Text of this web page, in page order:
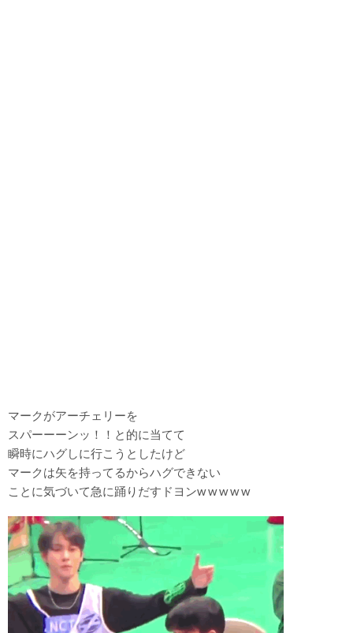
マークがアーチェリーを
スパーーーンッ！！と的に当てて
瞬時にハグしに行こうとしたけど
マークは矢を持ってるからハグできない
ことに気づいて急に踊りだすドヨンw w w w w